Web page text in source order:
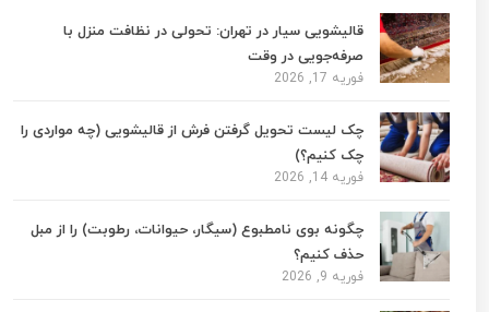
قالیشویی سیار در تهران: تحولی در نظافت منزل با
صرفه‌جویی در وقت
فوریه 17, 2026
چک لیست تحویل گرفتن فرش از قالیشویی (چه مواردی را
چک کنیم؟)
فوریه 14, 2026
چگونه بوی نامطبوع (سیگار، حیوانات، رطوبت) را از مبل
حذف کنیم؟
فوریه 9, 2026